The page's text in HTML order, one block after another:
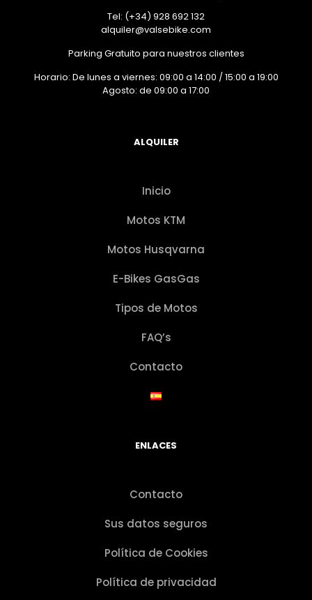
Tel: (+34) 928 692 132
alquiler@valsebike.com
Parking Gratuito para nuestros clientes
Horario: De lunes a viernes: 09:00 a 14:00 / 15:00 a 19:00
Agosto: de 09:00 a 17:00
ALQUILER
Inicio
Motos KTM
Motos Husqvarna
E-Bikes GasGas
Tipos de Motos
FAQ’s
Contacto
ENLACES
Contacto
Sus datos seguros
Política de Cookies
Política de privacidad